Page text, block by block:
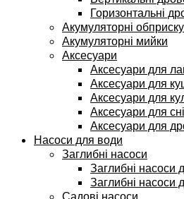
Горизонтальні
Акумуляторні
Акумуляторні мийки
Аксесуари
Аксесуари для
Аксесуари для
Аксесуари для
Аксесуари для
Аксесуари для
Насоси для води
Заглибні насоси
Заглибні насоси
Заглибні насоси